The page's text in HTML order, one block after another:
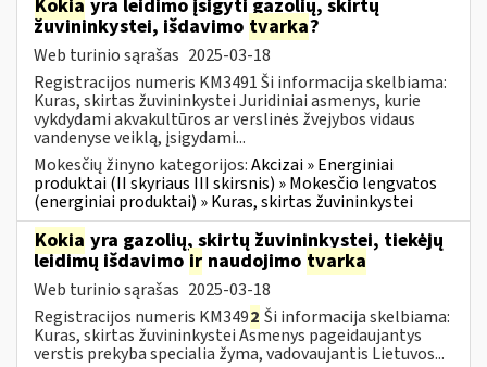
Kokia yra leidimo įsigyti gazolių, skirtų
žuvininkystei, išdavimo tvarka?
Web turinio sąrašas 2025-03-18
Registracijos numeris KM3491 Ši informacija skelbiama:
Kuras, skirtas žuvininkystei Juridiniai asmenys, kurie
vykdydami akvakultūros ar verslinės žvejybos vidaus
vandenyse veiklą, įsigydami...
Mokesčių žinyno kategorijos:Akcizai » Energiniai
produktai (II skyriaus III skirsnis) » Mokesčio lengvatos
(energiniai produktai) » Kuras, skirtas žuvininkystei
Kokia yra gazolių, skirtų žuvininkystei, tiekėjų
leidimų išdavimo ir naudojimo tvarka
Web turinio sąrašas 2025-03-18
Registracijos numeris KM3492 Ši informacija skelbiama:
Kuras, skirtas žuvininkystei Asmenys pageidaujantys
verstis prekyba specialia žyma, vadovaujantis Lietuvos...